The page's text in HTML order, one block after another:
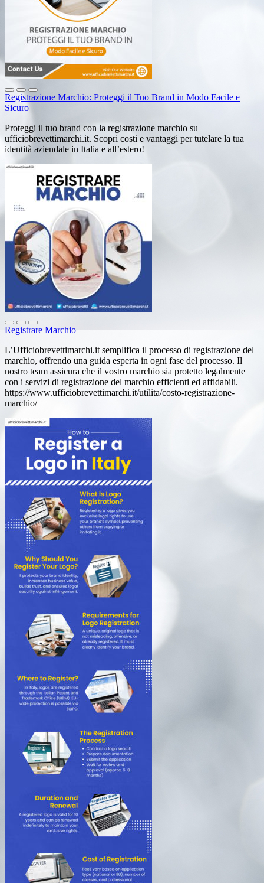
Registrazione Marchio: Proteggi il Tuo Brand in Modo Facile e
Sicuro
Proteggi il tuo brand con la registrazione marchio su
ufficiobrevettimarchi.it. Scopri costi e vantaggi per tutelare la tua
identità aziendale in Italia e all’estero!
Registrare Marchio
L’Ufficiobrevettimarchi.it semplifica il processo di registrazione del
marchio, offrendo una guida esperta in ogni fase del processo. Il
nostro team assicura che il vostro marchio sia protetto legalmente
con i servizi di registrazione del marchio efficienti ed affidabili.
https://www.ufficiobrevettimarchi.it/utilita/costo-registrazione-
marchio/